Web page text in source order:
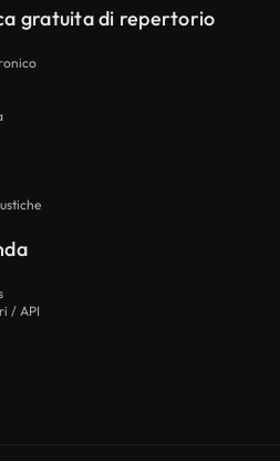
gratuita di repertorio
/ API